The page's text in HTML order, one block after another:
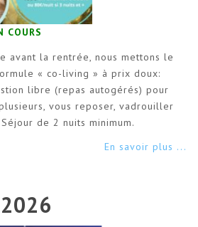
COURS
avant la rentrée, nous mettons le
« co-living » à prix doux:
libre (repas autogérés) pour
vous reposer, vadrouiller
de 2 nuits minimum.
En savoir plus ...